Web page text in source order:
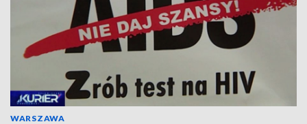
WARSZAWA